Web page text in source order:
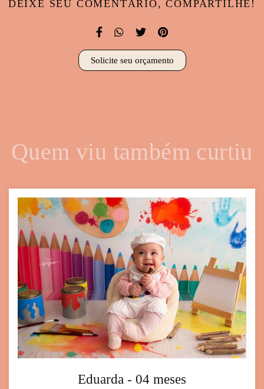
DEIXE SEU COMENTÁRIO, COMPARTILHE!
Solicite seu orçamento
Quem viu também curtiu
Eduarda - 04 meses